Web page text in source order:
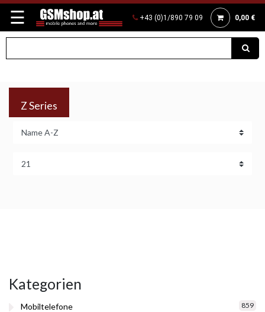
☰ +43 (0)1/890 79 09 0,00 €
Z Series
Kategorien
Mobiltelefone 859